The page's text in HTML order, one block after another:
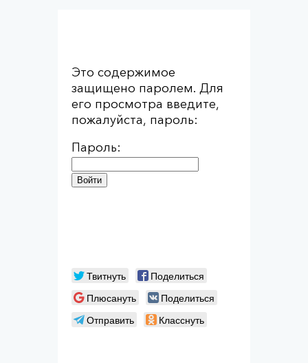
Это содержимое
защищено паролем. Для
его просмотра введите,
пожалуйста, пароль:
Пароль:
Твитнуть
Поделиться
Плюсануть
Поделиться
Отправить
Класснуть